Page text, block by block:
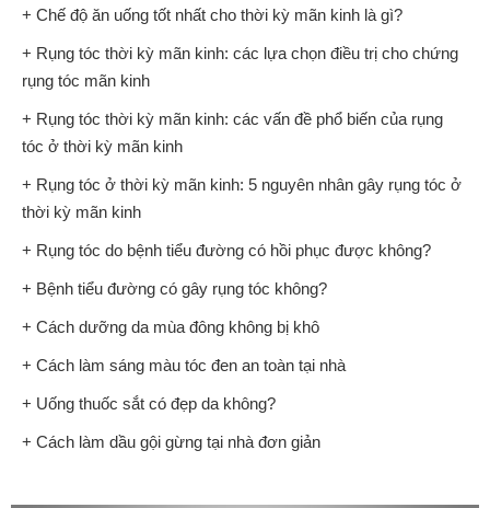
+ Chế độ ăn uống tốt nhất cho thời kỳ mãn kinh là gì?
+ Rụng tóc thời kỳ mãn kinh: các lựa chọn điều trị cho chứng
rụng tóc mãn kinh
+ Rụng tóc thời kỳ mãn kinh: các vấn đề phổ biến của rụng
tóc ở thời kỳ mãn kinh
+ Rụng tóc ở thời kỳ mãn kinh: 5 nguyên nhân gây rụng tóc ở
thời kỳ mãn kinh
+ Rụng tóc do bệnh tiểu đường có hồi phục được không?
+ Bệnh tiểu đường có gây rụng tóc không?
+ Cách dưỡng da mùa đông không bị khô
+ Cách làm sáng màu tóc đen an toàn tại nhà
+ Uống thuốc sắt có đẹp da không?
+ Cách làm dầu gội gừng tại nhà đơn giản